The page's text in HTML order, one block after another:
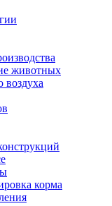
животных
воздуха
корма